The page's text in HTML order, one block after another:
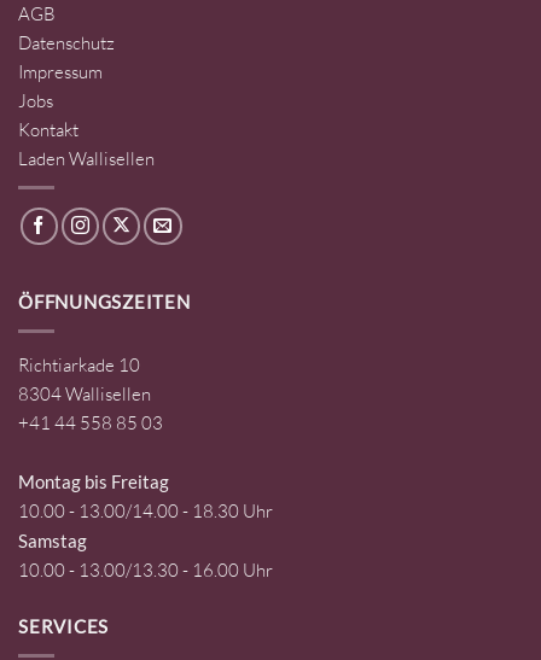
AGB
Datenschutz
Impressum
Jobs
Kontakt
Laden Wallisellen
ÖFFNUNGSZEITEN
Richtiarkade 10
8304 Wallisellen
+41 44 558 85 03
Montag bis Freitag
10.00 - 13.00/14.00 - 18.30 Uhr
Samstag
10.00 - 13.00/13.30 - 16.00 Uhr
SERVICES